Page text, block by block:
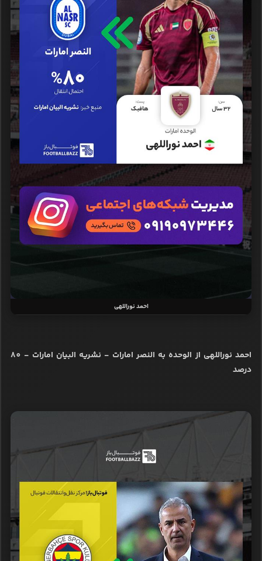
احمد نوراللهی
احمد نوراللهی از الوحده به النصر امارات - نشریه البیان امارات - 80
درصد